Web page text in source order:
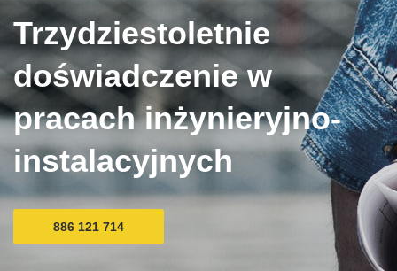
Trzydziestoletnie
doświadczenie w
pracach inżynieryjno-
instalacyjnych
886 121 714